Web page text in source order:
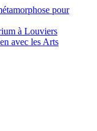
pour
à Louviers
avec les Arts